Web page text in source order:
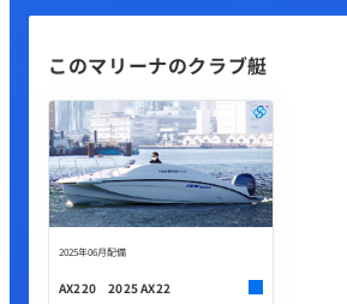
このマリーナのクラブ艇
2025年06月配備
AX220 2025 AX22